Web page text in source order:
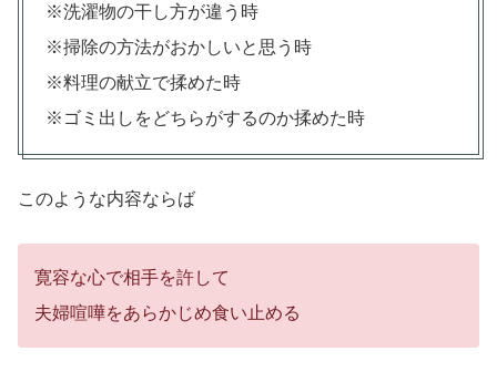
※洗濯物の干し方が違う時
※掃除の方法がおかしいと思う時
※料理の献立で揉めた時
※ゴミ出しをどちらがするのか揉めた時
このような内容ならば
寛容な心で相手を許して
夫婦喧嘩をあらかじめ食い止める